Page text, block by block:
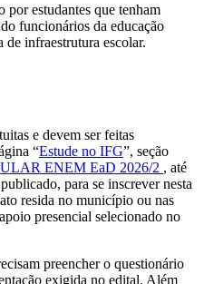
estudantes que tenham
funcionários da educação
de infraestrutura escolar.
e devem ser feitas
“Estude no IFG”, seção
ENEM EaD 2026/2 , até
para se inscrever nesta
resida no município ou nas
presencial selecionado no
preencher o questionário
exigida no edital. Além